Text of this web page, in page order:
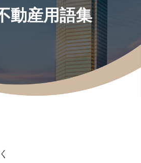
動産用語集